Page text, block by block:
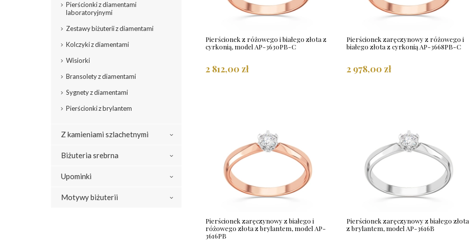
Pierścionki z diamentami
laboratoryjnymi
Zestawy biżuterii z diamentami
Kolczyki z diamentami
Wisiorki
Bransolety z diamentami
Sygnety z diamentami
Pierścionki z brylantem
Z kamieniami szlachetnymi
Biżuteria srebrna
Upominki
Motywy biżuterii
Pierścionek z różowego i białego złota z
cyrkonią, model AP-3630PB-C
2 812,00 zł
Pierścionek zaręczynowy z różowego i
białego złota z cyrkonią AP-3668PB-C
2 978,00 zł
Pierścionek zaręczynowy z białego i
różowego złota z brylantem, model AP-
3616PB
Pierścionek zaręczynowy z białego złota
z brylantem, model AP-3616B